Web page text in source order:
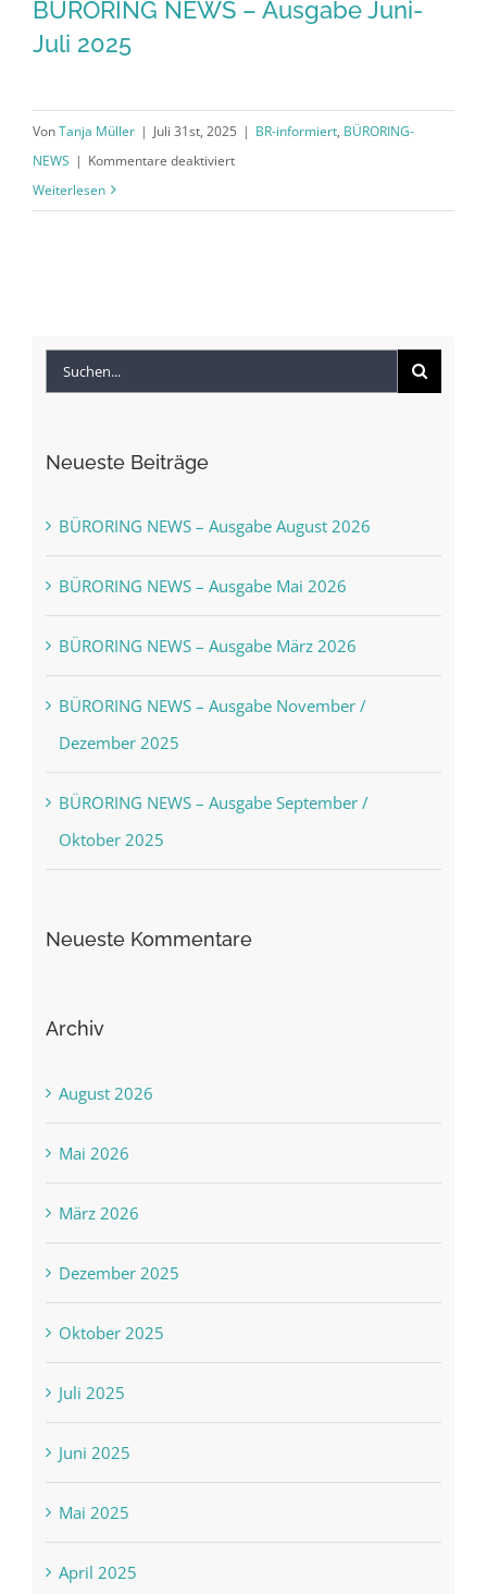
BÜRORING NEWS – Ausgabe Juni-
Juli 2025
VonTanja Müller | Juli 31st, 2025 | BR-informiert, BÜRORING-
NEWS | Kommentare deaktiviertfür
Weiterlesen
Suche
Neueste Beiträge
BÜRORING NEWS – Ausgabe August 2026
BÜRORING NEWS – Ausgabe Mai 2026
BÜRORING NEWS – Ausgabe März 2026
BÜRORING NEWS – Ausgabe November /
Dezember 2025
BÜRORING NEWS – Ausgabe September /
Oktober 2025
Neueste Kommentare
Archiv
August 2026
Mai 2026
März 2026
Dezember 2025
Oktober 2025
Juli 2025
Juni 2025
Mai 2025
April 2025